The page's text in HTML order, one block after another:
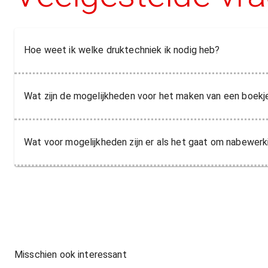
Hoe weet ik welke druktechniek ik nodig heb?
Wat zijn de mogelijkheden voor het maken van een
Wat voor mogelijkheden zijn er als het gaat om
Misschien ook interessant